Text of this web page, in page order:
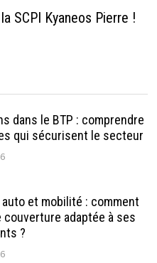
SCPI Kyaneos Pierre !
dans le BTP : comprendre
qui sécurisent le secteur
et mobilité : comment
couverture adaptée à ses
?